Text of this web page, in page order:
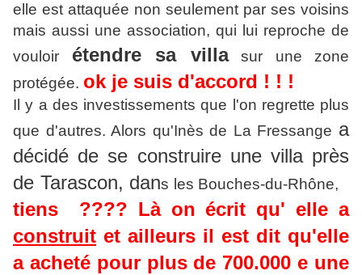
elle est attaquée non seulement par ses voisins
mais aussi une association, qui lui reproche de
vouloir étendre sa villasur une zone
protégée. ok je suis d'accord ! ! !
Il y a des investissements que l'on regrette plus
que d'autres. Alors qu'Inès de La Fressange a
décidé de se construire une villa près
de Tarascon, dans les Bouches-du-Rhône,
tiens ???? Là on écrit qu' elle a
construit et ailleurs il est dit qu'elle
a acheté pour plus de 700.000 e une